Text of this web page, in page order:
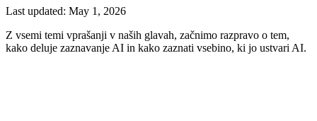
Last updated: May 1, 2026
Z vsemi temi vprašanji v naših glavah, začnimo razpravo o tem,
kako deluje zaznavanje AI in kako zaznati vsebino, ki jo ustvari AI.